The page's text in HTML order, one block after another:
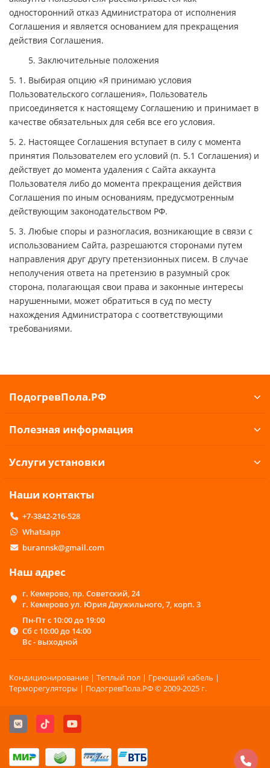
односторонний отказ Администратора от исполнения
Соглашения и является основанием для прекращения
действия Соглашения.
5. Заключительные положения
5. 1. Выбирая опцию «Я принимаю условия
Пользовательского соглашения», Пользователь
присоединяется к настоящему Соглашению и принимает в
качестве обязательных для себя все его условия.
5. 2. Настоящее Соглашения вступает в силу с момента
принятия Пользователем его условий (п. 5.1 Соглашения) и
действует до момента удаления с Сайта аккаунта
Пользователя либо до момента прекращения действия
Соглашения по иным основаниям, предусмотренным
действующим законодательством РФ.
5. 3. Любые споры и разногласия, возникающие в связи с
использованием Сайта, разрешаются сторонами путем
направления друг другу претензионных писем. В случае
неполучения ответа на претензию в разумный срок
сторона, полагающая свои права и законные интересы
нарушенными, может обратиться в суд по месту
нахождения Администратора с соответствующими
требованиями.
ПодогревПола.РФ
Полезная информация
Услуги установки
Наши контакты
+7-3842-216-528
Whatsapp
burannsk@gmail.com
Наш адрес
г. Кемерово, пр. Советский, 24
г. Кемерово ул. Юрия Двужильного, 7, корп. 3
Пн-Пт с 10:00 до 19:00
Сб с 10:00 до 14:00
Вс - выходной
Кондиционирование | Теплый пол | Греющий кабель |
Терморегуляторы | ПодогревПола.РФ © 2009-2025 г.